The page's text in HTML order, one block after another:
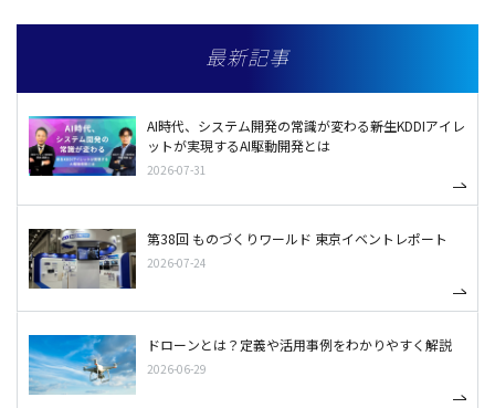
最新記事
AI時代、システム開発の常識が変わる――新生KDDIアイレ
ットが実現するAI駆動開発とは
2026-07-31
第38回 ものづくりワールド 東京イベントレポート
2026-07-24
ドローンとは？定義や活用事例をわかりやすく解説
2026-06-29